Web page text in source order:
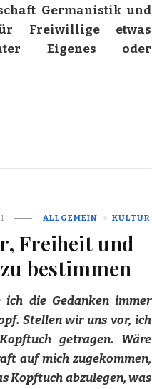
Germanistik und
Freiwillige etwas
Eigenes oder
ALLGEMEIN KULTUR
Freiheit und
bestimmen
ich die Gedanken immer
Stellen wir uns vor, ich
getragen. Wäre
auf mich zugekommen,
Kopftuch abzulegen, was